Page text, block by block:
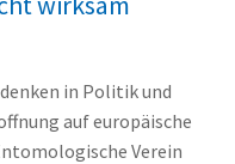
in Politik und
auf europäische
Verein